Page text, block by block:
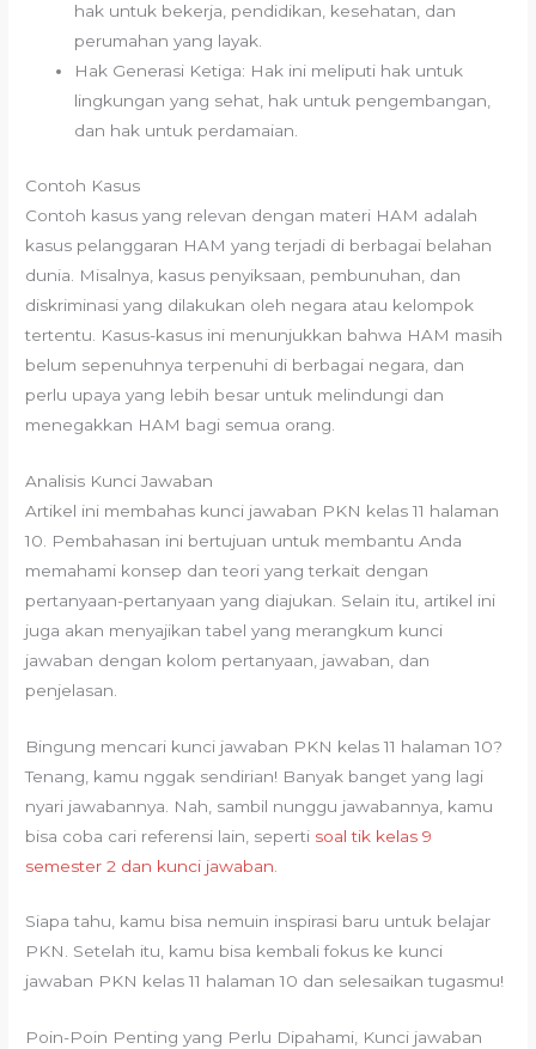
hak untuk bekerja, pendidikan, kesehatan, dan
perumahan yang layak.
Hak Generasi Ketiga: Hak ini meliputi hak untuk
lingkungan yang sehat, hak untuk pengembangan,
dan hak untuk perdamaian.
Contoh Kasus
Contoh kasus yang relevan dengan materi HAM adalah
kasus pelanggaran HAM yang terjadi di berbagai belahan
dunia. Misalnya, kasus penyiksaan, pembunuhan, dan
diskriminasi yang dilakukan oleh negara atau kelompok
tertentu. Kasus-kasus ini menunjukkan bahwa HAM masih
belum sepenuhnya terpenuhi di berbagai negara, dan
perlu upaya yang lebih besar untuk melindungi dan
menegakkan HAM bagi semua orang.
Analisis Kunci Jawaban
Artikel ini membahas kunci jawaban PKN kelas 11 halaman
10. Pembahasan ini bertujuan untuk membantu Anda
memahami konsep dan teori yang terkait dengan
pertanyaan-pertanyaan yang diajukan. Selain itu, artikel ini
juga akan menyajikan tabel yang merangkum kunci
jawaban dengan kolom pertanyaan, jawaban, dan
penjelasan.
Bingung mencari kunci jawaban PKN kelas 11 halaman 10?
Tenang, kamu nggak sendirian! Banyak banget yang lagi
nyari jawabannya. Nah, sambil nunggu jawabannya, kamu
bisa coba cari referensi lain, seperti soal tik kelas 9
semester 2 dan kunci jawaban
Siapa tahu, kamu bisa nemuin inspirasi baru untuk belajar
PKN. Setelah itu, kamu bisa kembali fokus ke kunci
jawaban PKN kelas 11 halaman 10 dan selesaikan tugasmu!
Poin-Poin Penting yang Perlu Dipahami, Kunci jawaban